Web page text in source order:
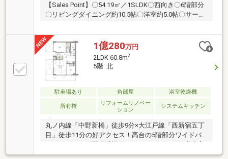
【Sales Point】〇54.19㎡／1SLDK〇西向き〇6階部分
〇リビングダイニング約10.5帖〇洋室約5.0帖〇サービ
スルーム約6.3帖〇各居室収納あり〇カウンターキッチ
ン〇リフォーム履歴有り〈2024年6月実施〉-ユニット
バス新規交換-トイレ新規交換-洗面化粧台新規交換
1億280万円
2LDK 60.8m2
5階 北
駐車場あり 角部屋 浴室乾燥機
所有権
リフォームリノベー
ション
システムキッチン
丸ノ内線「中野新橋」徒歩9分×大江戸線「西新宿五丁
目」徒歩11分の好アクセス！高台の5階部分ワイドバ
ルコニーにつき開放感抜群のロケーション！修繕積立
金2.1億円超と良好な管理体制が魅力のペット飼育可能